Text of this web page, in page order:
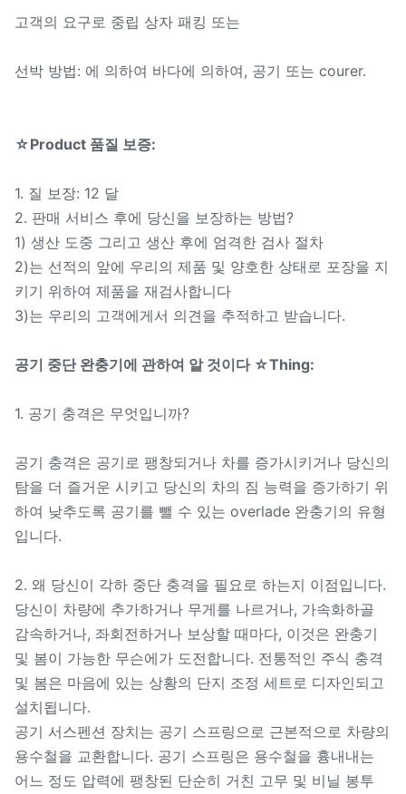
Paypal.
고객의 요구로 중립 상자 패킹 또는
선박 방법: 에 의하여 바다에 의하여, 공기 또는 courer.
☆Product 품질 보증:
1. 질 보장: 12 달
2. 판매 서비스 후에 당신을 보장하는 방법?
1) 생산 도중 그리고 생산 후에 엄격한 검사 절차
2)는 선적의 앞에 우리의 제품 및 양호한 상태로 포장을 지
키기 위하여 제품을 재검사합니다
3)는 우리의 고객에게서 의견을 추적하고 받습니다.
공기 중단 완충기에 관하여 알 것이다 ☆Thing:
1. 공기 충격은 무엇입니까?
공기 충격은 공기로 팽창되거나 차를 증가시키거나 당신의
탐을 더 즐거운 시키고 당신의 차의 짐 능력을 증가하기 위
하여 낮추도록 공기를 뺄 수 있는 overlade 완충기의 유형
입니다.
2. 왜 당신이 각하 중단 충격을 필요로 하는지 이점입니다.
당신이 차량에 추가하거나 무게를 나르거나, 가속화하골
감속하거나, 좌회전하거나 보상할 때마다, 이것은 완충기
및 봄이 가능한 무슨에가 도전합니다. 전통적인 주식 충격
및 봄은 마음에 있는 상황의 단지 조정 세트로 디자인되고
설치됩니다.
공기 서스펜션 장치는 공기 스프링으로 근본적으로 차량의
용수철을 교환합니다. 공기 스프링은 용수철을 흉내내는
어느 정도 압력에 팽창된 단순히 거친 고무 및 비닐 봉투